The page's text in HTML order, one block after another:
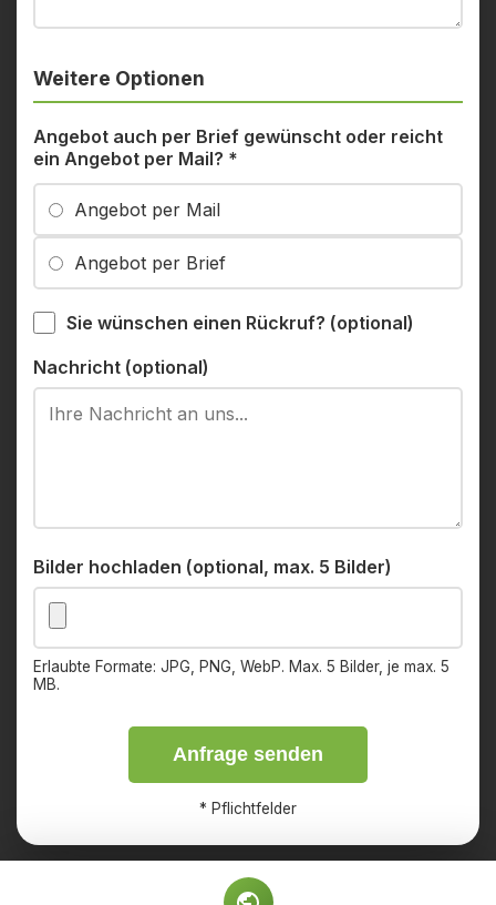
Weitere Optionen
Angebot auch per Brief gewünscht oder reicht
ein Angebot per Mail? *
Angebot per Mail
Angebot per Brief
Sie wünschen einen Rückruf? (optional)
Nachricht (optional)
Bilder hochladen (optional, max. 5 Bilder)
Erlaubte Formate: JPG, PNG, WebP. Max. 5 Bilder, je max. 5
MB.
Anfrage senden
* Pflichtfelder